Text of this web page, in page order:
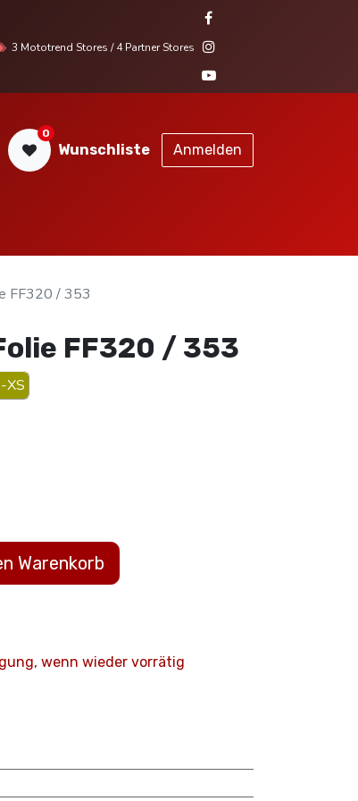
3 Mototrend Stores / 4 Partner Stores
0
Wunschliste Anmelden
FF320 / 353
FF320 / 353
Warenkorb
wenn wieder vorrätig